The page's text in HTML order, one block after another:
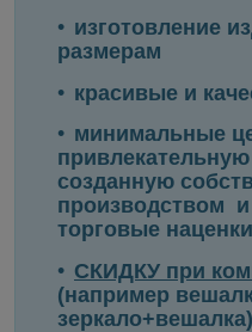
изготовление
размерам
красивые и
минимальные
созданную
производством
торговые
СКИДКУ при
(например
зеркало+вешалка)